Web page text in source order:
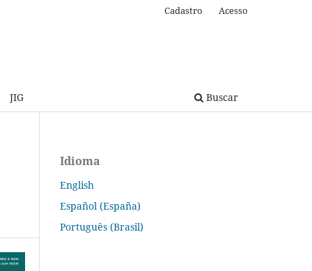
JIG Buscar
Cadastro Acesso
Idioma
English
Español (España)
Português (Brasil)